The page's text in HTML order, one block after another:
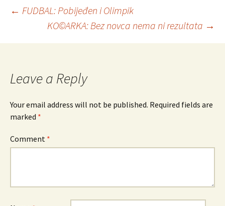
Post
navigation
← FUDBAL: Pobijeđen i Olimpik
KO©ARKA: Bez novca nema ni rezultata →
Leave a Reply
Your email address will not be published. Required fields are
marked *
Comment *